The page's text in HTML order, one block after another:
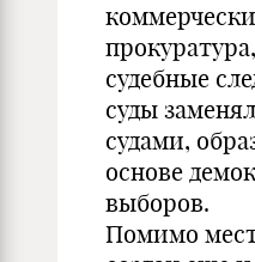
судебные
суды
судами,
основе
выборов.
Помимо